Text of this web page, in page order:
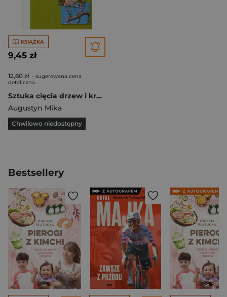
KSIĄŻKA
9,45 zł
12,60 zł - sugerowana cena
detaliczna
Sztuka cięcia drzew i krzewów owocowych
Augustyn Mika
Chwilowo niedostępny
Bestsellery